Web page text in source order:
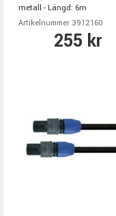
metall - Längd: 6m
Artikelnummer 3912160
255 kr